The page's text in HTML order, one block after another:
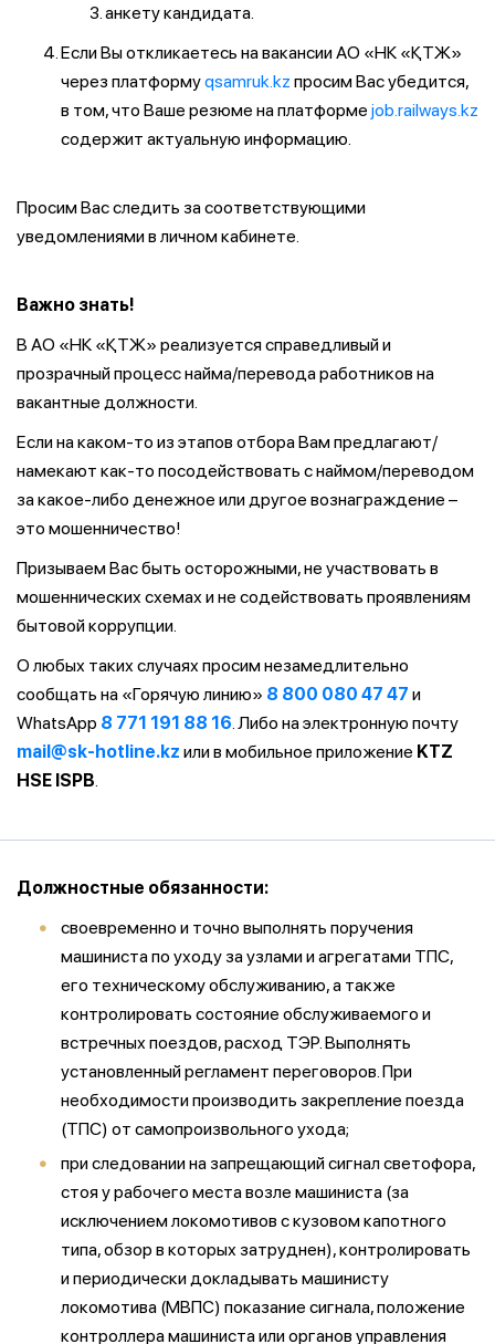
анкету кандидата.
Если Вы откликаетесь на вакансии АО «НК «ҚТЖ»
через платформуqsamruk.kz просим Вас убедится,
в том, что Ваше резюме на платформе job.railways.kz
содержит актуальную информацию.
Просим Вас следить за соответствующими
уведомлениями в личном кабинете.
Важно знать!
В АО «НК «ҚТЖ» реализуется справедливый и
прозрачный процесс найма/перевода работников на
вакантные должности.
Если на каком-то из этапов отбора Вам предлагают/
намекают как-то посодействовать с наймом/переводом
за какое-либо денежное или другое вознаграждение –
это мошенничество!
Призываем Вас быть осторожными, не участвовать в
мошеннических схемах и не содействовать проявлениям
бытовой коррупции.
О любых таких случаях просим незамедлительно
сообщать на «Горячую линию» 8 800 080 47 47 и
WhatsApp 8 771 191 88 16. Либо на электронную почту
mail@sk-hotline.kz или в мобильное приложение KTZ
HSE ISPB.
Должностные обязанности:
своевременно и точно выполнять поручения
машиниста по уходу за узлами и агрегатами ТПС,
его техническому обслуживанию, а также
контролировать состояние обслуживаемого и
встречных поездов, расход ТЭР. Выполнять
установленный регламент переговоров. При
необходимости производить закрепление поезда
(ТПС) от самопроизвольного ухода;
при следовании на запрещающий сигнал светофора,
стоя у рабочего места возле машиниста (за
исключением локомотивов с кузовом капотного
типа, обзор в которых затруднен), контролировать
и периодически докладывать машинисту
локомотива (МВПС) показание сигнала, положение
контроллера машиниста или органов управления